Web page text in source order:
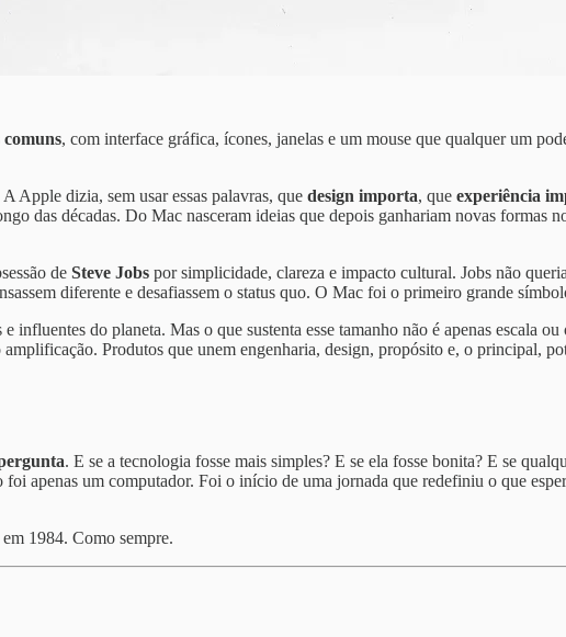
comuns, com interface gráfica, ícones, janelas e um mouse que qualquer um
Apple dizia, sem usar essas palavras, que design importa, que experiência
das décadas. Do Mac nasceram ideias que depois ganhariam novas formas
de Steve Jobs por simplicidade, clareza e impacto cultural. Jobs não
diferente e desafiassem o status quo. O Mac foi o primeiro grande
influentes do planeta. Mas o que sustenta esse tamanho não é apenas escala
Produtos que unem engenharia, design, propósito e, o principal,
. E se a tecnologia fosse mais simples? E se ela fosse bonita? E se
apenas um computador. Foi o início de uma jornada que redefiniu o que
1984. Como sempre.